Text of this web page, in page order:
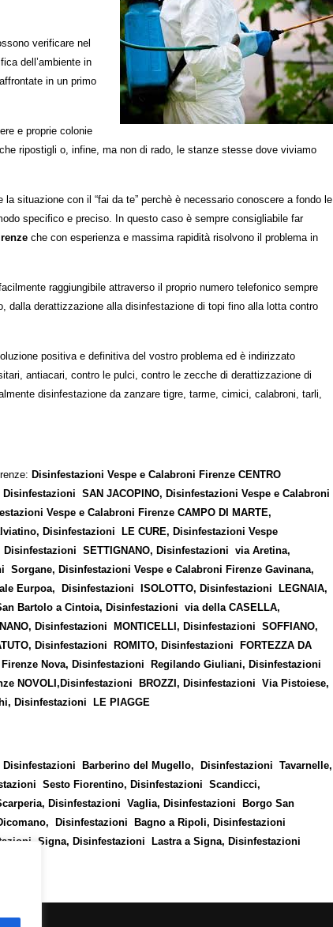
verificare nel
dell’ambiente in
in un primo
e proprie colonie
ripostigli o, infine, ma non di rado, le stanze stesse dove viviamo
situazione con il “fai da te” perchè è necessario conoscere a fondo le
specifico e preciso. In questo caso è sempre consigliabile far
che con esperienza e massima rapidità risolvono il problema in
raggiungibile attraverso il proprio numero telefonico sempre
dalla derattizzazione alla disinfestazione di topi fino alla lotta contro
positiva e definitiva del vostro problema ed è indirizzato
antiacari, contro le pulci, contro le zecche di derattizzazione di
disinfestazione da zanzare tigre, tarme, cimici, calabroni, tarli,
Disinfestazioni Vespe e Calabroni Firenze CENTRO
SAN JACOPINO, Disinfestazioni Vespe e Calabroni
Vespe e Calabroni Firenze CAMPO DI MARTE,
Disinfestazioni LE CURE, Disinfestazioni Vespe
Disinfestazioni SETTIGNANO, Disinfestazioni via Aretina,
Disinfestazioni Vespe e Calabroni Firenze Gavinana,
Eurpoa, Disinfestazioni ISOLOTTO, Disinfestazioni LEGNAIA,
Bartolo a Cintoia, Disinfestazioni via della CASELLA,
Disinfestazioni MONTICELLI, Disinfestazioni SOFFIANO,
Disinfestazioni ROMITO, Disinfestazioni FORTEZZA DA
Nova, Disinfestazioni Regilando Giuliani, Disinfestazioni
NOVOLI,Disinfestazioni BROZZI, Disinfestazioni Via Pistoiese,
Disinfestazioni LE PIAGGE
Barberino del Mugello, Disinfestazioni Tavarnelle,
Sesto Fiorentino, Disinfestazioni Scandicci,
Disinfestazioni Vaglia, Disinfestazioni Borgo San
Disinfestazioni Bagno a Ripoli, Disinfestazioni
Signa, Disinfestazioni Lastra a Signa, Disinfestazioni